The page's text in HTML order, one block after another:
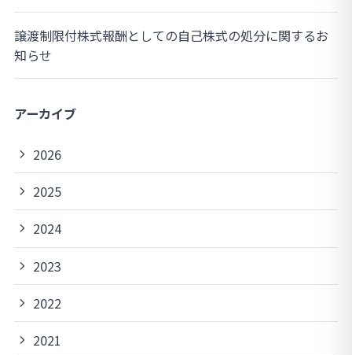
譲渡制限付株式報酬としての自己株式の処分に関するお
知らせ
アーカイブ
2026
2025
2024
2023
2022
2021